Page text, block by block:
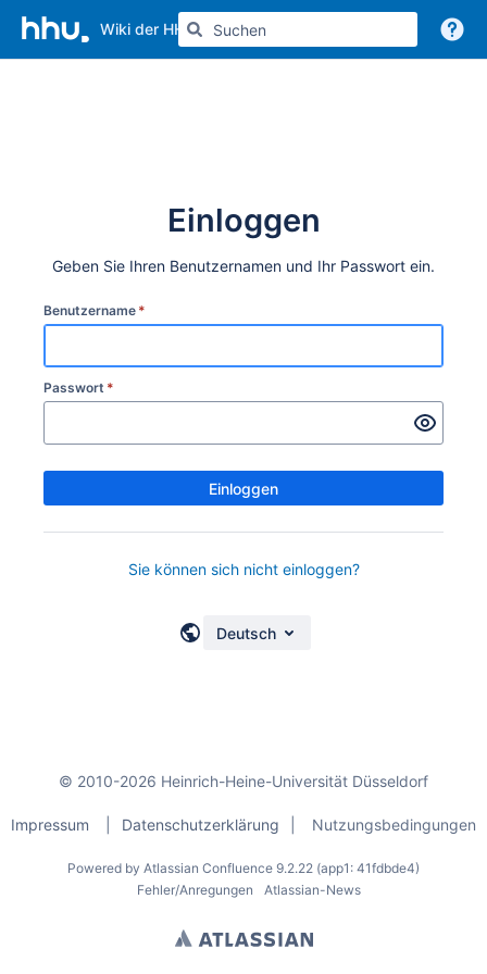
Wiki der HHU Weitere Informationen
Einloggen
Geben Sie Ihren Benutzernamen und Ihr Passwort ein.
Benutzername *
Passwort *
Einloggen
Sie können sich nicht einloggen?
Deutsch
© 2010-2026 Heinrich-Heine-Universität Düsseldorf
Impressum Datenschutzerklärung Nutzungsbedingungen
Powered by Atlassian Confluence 9.2.22 (app1: 41fdbde4)
Fehler/Anregungen
Atlassian-News